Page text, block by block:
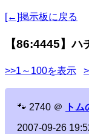
[←]掲示板に戻る
【86:4445】
>>1～100を表示
🐾 2740 ＠
ト
2007-09-26